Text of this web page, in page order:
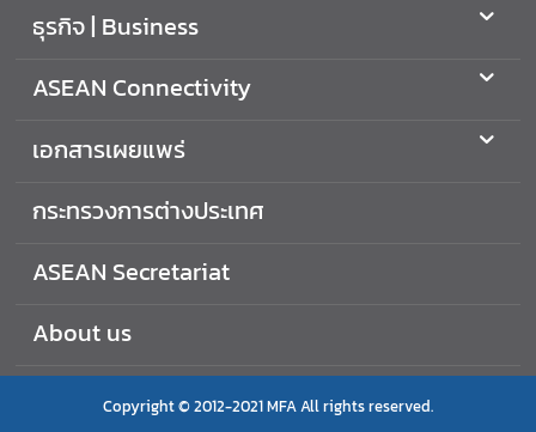
y
เ
ก
า
เ
ย
แ
พ
ธุรกิจ | Business
ASEAN Connectivity
เอกสารเผยแพร่
กระทรวงการต่างประเทศ
ASEAN Secretariat
About us
Copyright © 2012-2021 MFA All rights reserved.